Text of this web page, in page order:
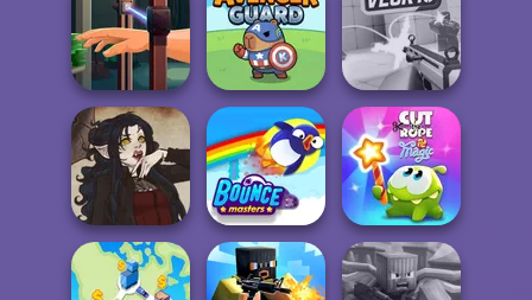
Handless
Millionaire
Agent P Rebel
Spy
Bubble Shooter
Pro 4
Hand Me The
Goods
Avenger Guard Veck.io